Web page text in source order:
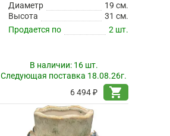
Диаметр
19 см.
Высота
31 см.
Продается по
2 шт.
В наличии: 16 шт.
Следующая поставка 18.08.26г.
6 494 ₽
shopping_cart